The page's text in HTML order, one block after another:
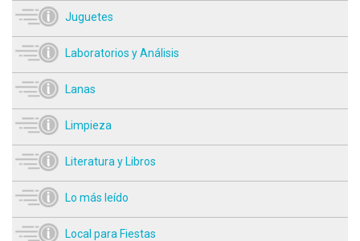
Juguetes
Laboratorios y Análisis
Lanas
Limpieza
Literatura y Libros
Lo más leído
Local para Fiestas